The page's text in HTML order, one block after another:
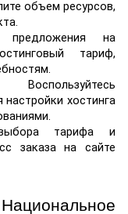
объем ресурсов,
предложения на
тариф,
хостинга
тарифа и
заказа на сайте